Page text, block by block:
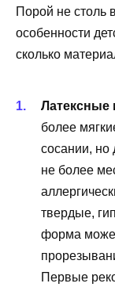
Порой не столь
особенности
сколько
Латексные
более
сосании, но
не более
твердые,
форма
Первые